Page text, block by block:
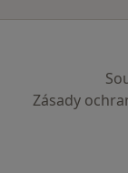
Zásady